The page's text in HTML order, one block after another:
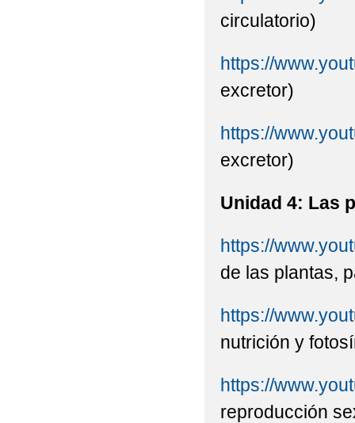
circulatorio)
https://
excretor)
https://
excretor)
Unidad 4: Las
https://
de las plantas,
https://
nutrición y
https://
reproducción